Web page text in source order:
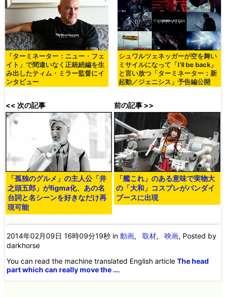
「ターミネーター：ニュー・フェ
イト」で間違いなく正統続編を生
み出したティム・ミラー監督にイ
ンタビュー
シュワルツェネッガーが空を舞い
ミサイルになって「I'll be back」
と言い放つ「ターミネーター：新
起動／ジェニシス」予告編公開
<< 次の記事
「孤独のグルメ」の主人公「井
之頭五郎」がfigma化、あの名
台詞と名シーンを好きなだけ再
現可能
前の記事 >>
「艦これ」のある意味で実物大
の「大和」コスプレがバンダイ
ブースに出現
2014年02月09日 16時09分19秒 in動画,取材,映画, Posted by
darkhorse
You can read the machine translated English articleThe head
part which can really move the ….